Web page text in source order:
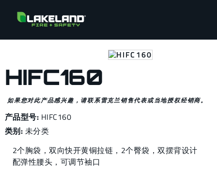
HIFC160
如果您对此产品感兴趣，请联系雷克兰销售代表或当地授权经销商。
产品型号: HIFC160
类别: 未分类
2个胸袋，双向快开黄铜拉链，2个臀袋，双摆背设计
配弹性腰头，可调节袖口